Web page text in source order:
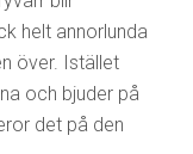
helt annorlunda
över. Istället
och bjuder på
det på den